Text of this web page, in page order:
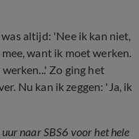
altijd: 'Nee ik kan niet,
want ik moet werken.
Zo ging het
Nu kan ik zeggen: 'Ja, ik
naar SBS6 voor het hele